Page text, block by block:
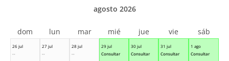
26 jul
--
27 jul
--
28 jul
--
29 jul
Consultar
30 jul
Consultar
31 jul
Consultar
1 ago
Consultar
agosto 2026
dom lun mar mié jue vie sáb